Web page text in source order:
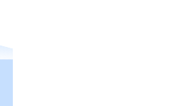
das suas marcas favoritas
presente